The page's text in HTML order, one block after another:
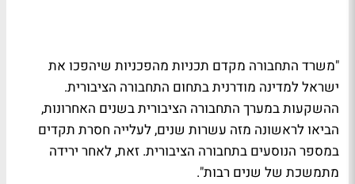
"משרד התחבורה מקדם תכניות מהפכניות שיהפכו את
ישראל למדינה מודרנית בתחום התחבורה הציבורית.
ההשקעות במערך התחבורה הציבורית בשנים האחרונות,
הביאו לראשונה מזה עשרות שנים, לעלייה חסרת תקדים
במספר הנוסעים בתחבורה הציבורית. זאת, לאחר ירידה
מתמשכת של שנים רבות".